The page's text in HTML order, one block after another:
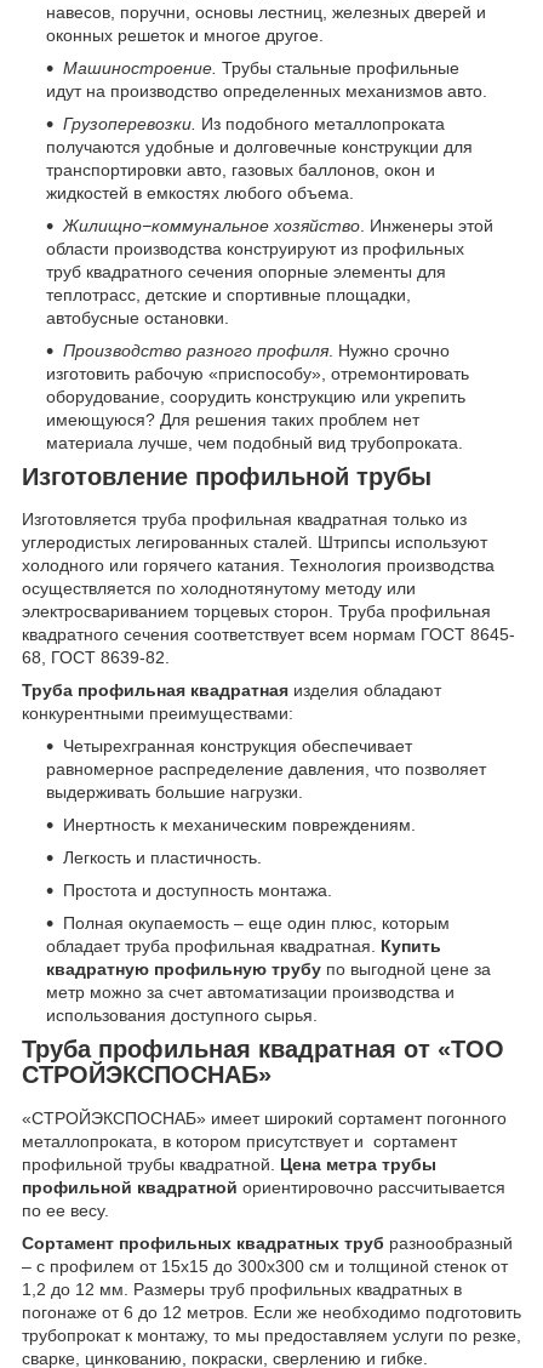
навесов, поручни, основы лестниц, железных дверей и
оконных решеток и многое другое.
Машиностроение. Трубы стальные профильные
идут на производство определенных механизмов авто.
Грузоперевозки. Из подобного металлопроката
получаются удобные и долговечные конструкции для
транспортировки авто, газовых баллонов, окон и
жидкостей в емкостях любого объема.
Жилищно−коммунальное хозяйство . Инженеры этой
области производства конструируют из профильных
труб квадратного сечения опорные элементы для
теплотрасс, детские и спортивные площадки,
автобусные остановки.
Производство разного профиля . Нужно срочно
изготовить рабочую «приспособу», отремонтировать
оборудование, соорудить конструкцию или укрепить
имеющуюся? Для решения таких проблем нет
материала лучше, чем подобный вид трубопроката.
Изготовление профильной трубы
Изготовляется труба профильная квадратная только из
углеродистых легированных сталей. Штрипсы используют
холодного или горячего катания. Технология производства
осуществляется по холоднотянутому методу или
электросвариванием торцевых сторон. Труба профильная
квадратного сечения соответствует всем нормам ГОСТ 8645-
68, ГОСТ 8639-82.
Труба профильная квадратная изделия обладают
конкурентными преимуществами:
Четырехгранная конструкция обеспечивает
равномерное распределение давления, что позволяет
выдерживать большие нагрузки.
Инертность к механическим повреждениям.
Легкость и пластичность.
Простота и доступность монтажа.
Полная окупаемость – еще один плюс, которым
обладает труба профильная квадратная. Купить
квадратную профильную трубу по выгодной цене за
метр можно за счет автоматизации производства и
использования доступного сырья.
Труба профильная квадратная от «ТОО
СТРОЙЭКСПОСНАБ»
«СТРОЙЭКСПОСНАБ» имеет широкий сортамент погонного
металлопроката, в котором присутствует и сортамент
профильной трубы квадратной. Цена метра трубы
профильной квадратной ориентировочно рассчитывается
по ее весу.
Сортамент профильных квадратных труб разнообразный
– с профилем от 15х15 до 300х300 см и толщиной стенок от
1,2 до 12 мм. Размеры труб профильных квадратных в
погонаже от 6 до 12 метров. Если же необходимо подготовить
трубопрокат к монтажу, то мы предоставляем услуги по резке,
сварке, цинкованию, покраски, сверлению и гибке.